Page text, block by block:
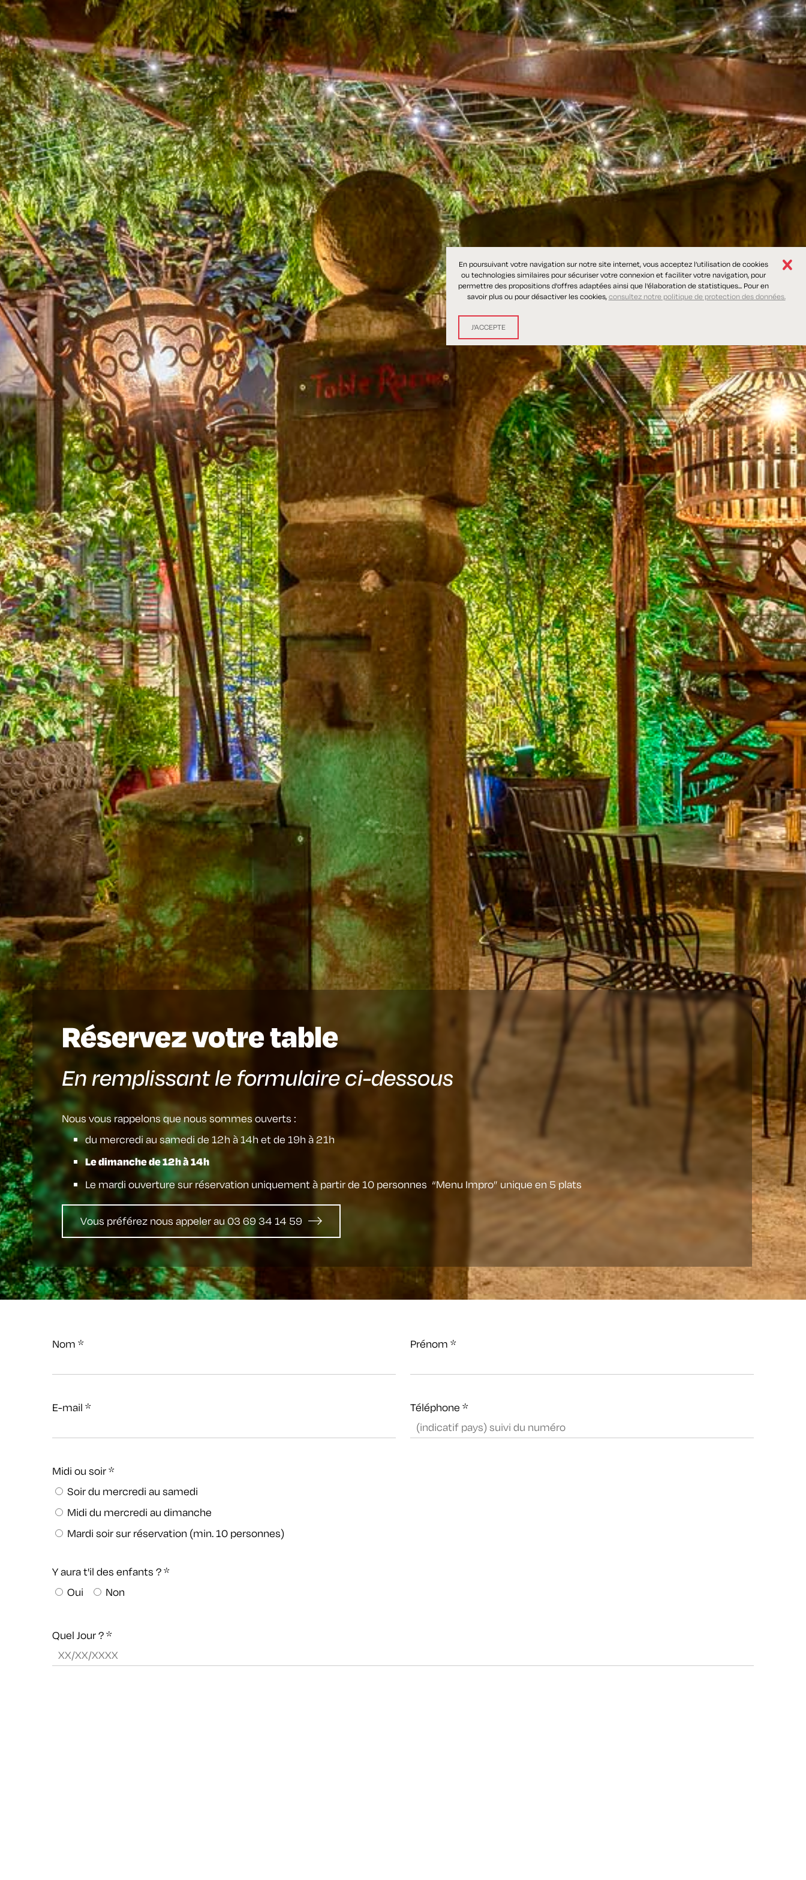
En poursuivant votre navigation sur notre site internet, vous acceptez l’utilisation de cookies
ou technologies similaires pour sécuriser votre connexion et faciliter votre navigation, pour
permettre des propositions d'offres adaptées ainsi que l'élaboration de statistiques... Pour en
savoir plus ou pour désactiver les cookies, consultez notre politique de protection des données.
Réservez votre table
En remplissant le formulaire ci-dessous
Nous vous rappelons que nous sommes ouverts :
du mercredi au samedi de 12h à 14h et de 19h à 21h
Le dimanche de 12h à 14h
Le mardi ouverture sur réservation uniquement à partir de 10 personnes “Menu Impro” unique en 5 plats
Vous préférez nous appeler au 03 69 34 14 59
Nom * Prénom *
E-mail * Téléphone *
Midi ou soir*
Soir du mercredi au samedi
Midi du mercredi au dimanche
Mardi soir sur réservation (min. 10 personnes)
Y aura t'il des enfants ?*
Oui
Non
Quel Jour ?*